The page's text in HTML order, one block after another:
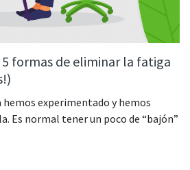
integraciones y API
formas de eliminar la fatiga
experimentado y hemos
Es normal tener un poco de “bajón”